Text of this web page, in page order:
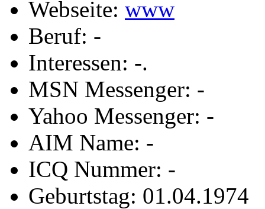
Webseite: www
Beruf: -
Interessen: -.
MSN Messenger: -
Yahoo Messenger: -
AIM Name: -
ICQ Nummer: -
Geburtstag: 01.04.1974